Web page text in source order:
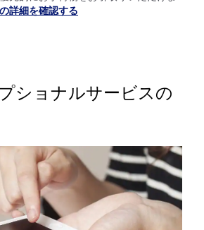
詳細を確認する
ショナルサービスの